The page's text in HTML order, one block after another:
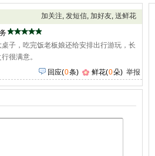
加关注, 发短信, 加好友, 送鲜花
子，吃完饭老板娘还给安排出行游玩，长
很满意。
回应(0条) 鲜花(0朵) 举报